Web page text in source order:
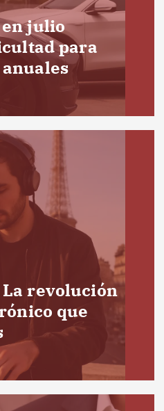
en julio
para
revolución
que